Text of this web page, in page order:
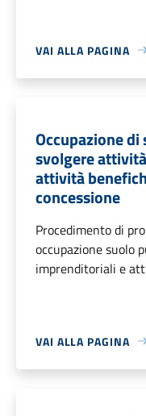
VAI ALLA PAGINA
Occupazione
svolgere
attività
concessione
Procedimento di
occupazione suolo
imprenditoriali e
VAI ALLA PAGINA